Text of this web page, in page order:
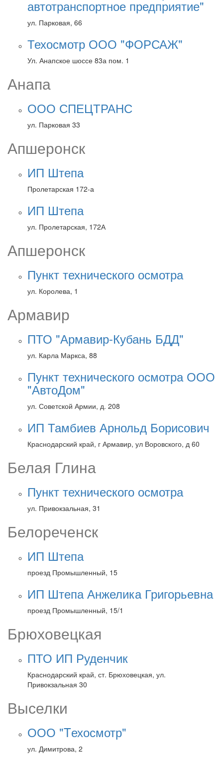
автотранспортное предприятие"
ул. Парковая, 66
Техосмотр ООО "ФОРСАЖ"
Ул. Анапское шоссе 83а пом. 1
Анапа
ООО СПЕЦТРАНС
ул. Парковая 33
Апшеронск
ИП Штепа
Пролетарская 172-а
ИП Штепа
ул. Пролетарская, 172А
Апшеронск
Пункт технического осмотра
ул. Королева, 1
Армавир
ПТО "Армавир-Кубань БДД"
ул. Карла Маркса, 88
Пункт технического осмотра ООО
"АвтоДом"
ул. Советской Армии, д. 208
ИП Тамбиев Арнольд Борисович
Краснодарский край, г Армавир, ул Воровского, д 60
Белая Глина
Пункт технического осмотра
ул. Привокзальная, 31
Белореченск
ИП Штепа
проезд Промышленный, 15
ИП Штепа Анжелика Григорьевна
проезд Промышленный, 15/1
Брюховецкая
ПТО ИП Руденчик
Краснодарский край, ст. Брюховецкая, ул.
Привокзальная 30
Выселки
ООО "Tехосмотр"
ул. Димитрова, 2